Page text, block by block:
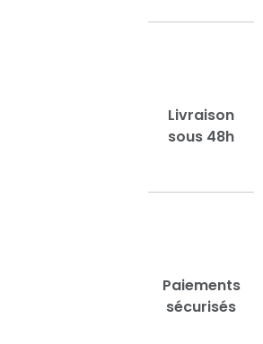
Livraison
sous 48h
Paiements
sécurisés